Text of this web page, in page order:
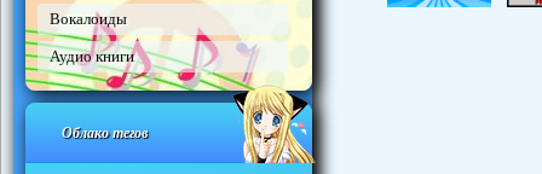
Вокалоиды
Аудио книги
Облако тегов